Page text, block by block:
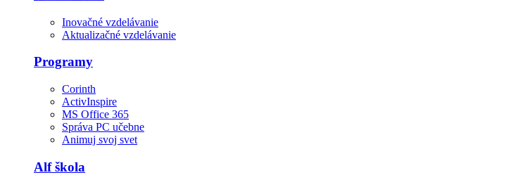
Inovačné vzdelávanie
Aktualizačné vzdelávanie
Programy
Corinth
ActivInspire
MS Office 365
Správa PC učebne
Animuj svoj svet
Alf škola